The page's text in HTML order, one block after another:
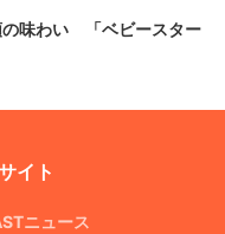
の味わい 「ベビースター
イト
ニュース